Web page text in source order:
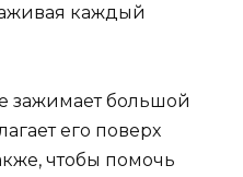
каждый
зажимает большой
его поверх
чтобы помочь